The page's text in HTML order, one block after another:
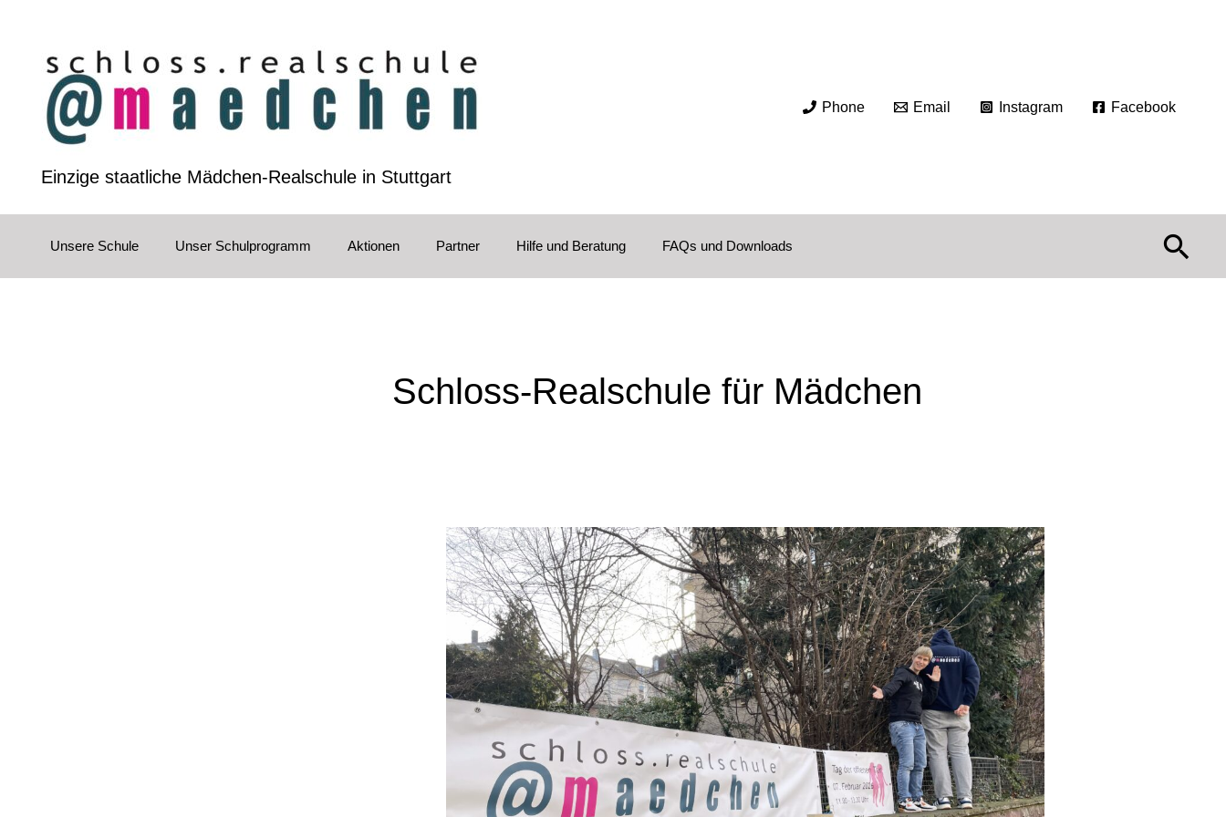
springen
Einzige staatliche Mädchen-Realschule in Stuttgart
Phone Email Instagram Facebook
Unsere Schule Unser Schulprogramm Aktionen Partner Hilfe und Beratung FAQs und Downloads
Schloss-Realschule für Mädchen
We
proudly
present…